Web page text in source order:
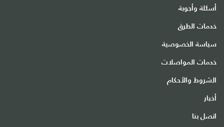
أسئلة وأجوبة
خدمات الطرق
سياسة الخصوصية
خدمات المواصلات
الشروط والأحكام
أخبار
اتصل بنا